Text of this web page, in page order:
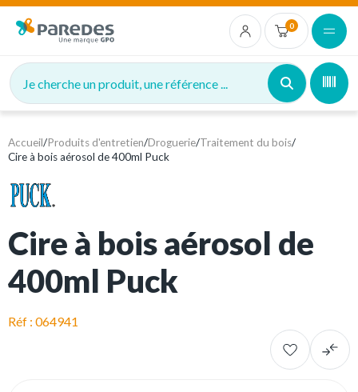
0
Je cherche un produit, une référence ...
Accueil/Produits d'entretien/Droguerie/Traitement du bois/
Cire à bois aérosol de 400ml Puck
Cire à bois aérosol de
400ml Puck
Réf : 064941